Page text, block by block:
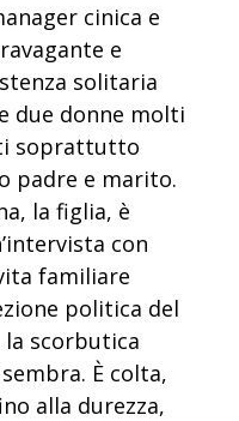
cinica e
e
solitaria
due donne molti
soprattutto
padre e marito.
la figlia, è
con
familiare
politica del
la scorbutica
È colta,
alla durezza,